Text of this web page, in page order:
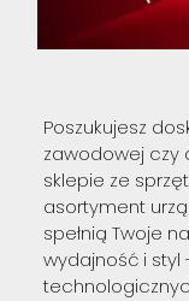
Poszukujesz
zawodowej czy
sklepie ze
asortyment
spełnią Twoje
wydajność i